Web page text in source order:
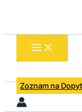
obsah
Zoznam na Dopyt